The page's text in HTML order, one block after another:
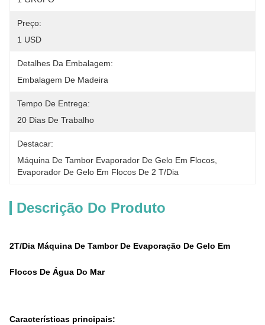
Preço:
1 USD
Detalhes Da Embalagem:
Embalagem De Madeira
Tempo De Entrega:
20 Dias De Trabalho
Destacar:
Máquina De Tambor Evaporador De Gelo Em Flocos
Evaporador De Gelo Em Flocos De 2 T/dia
Descrição Do Produto
2T/dia Máquina De Tambor De Evaporação De Gelo Em
Flocos De Água Do Mar
Características principais: